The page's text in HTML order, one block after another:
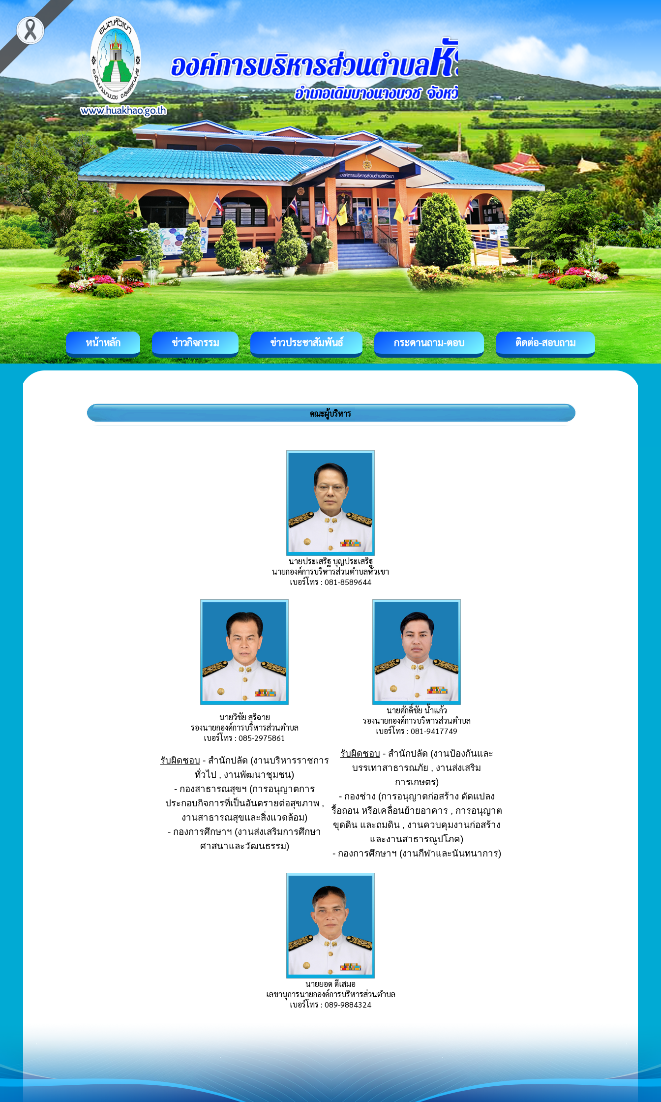
หน้าหลัก ข่าวกิจกรรม ข่าวประชาสัมพันธ์ กระดานถาม-ตอบ ติดต่อ-สอบถาม
คณะผู้บริหาร
นายประเสริฐ บุญประเสริฐ
นายกองค์การบริหารส่วนตำบลหัวเขา
เบอร์โทร : 081-8589644
นายวิชัย สุริฉาย
รองนายกองค์การบริหารส่วนตำบล
เบอร์โทร : 085-2975861
รับผิดชอบ - สำนักปลัด (งานบริหารราชการ
ทั่วไป , งานพัฒนาชุมชน)
- กองสาธารณสุขฯ (การอนุญาตการ
ประกอบกิจการที่เป็นอันตรายต่อสุขภาพ ,
งานสาธารณสุขและสิ่งแวดล้อม)
- กองการศึกษาฯ (งานส่งเสริมการศึกษา
ศาสนาและวัฒนธรรม)
นายศักดิ์ชัย น้ำแก้ว
รองนายกองค์การบริหารส่วนตำบล
เบอร์โทร : 081-9417749
รับผิดชอบ - สำนักปลัด (งานป้องกันและ
บรรเทาสาธารณภัย , งานส่งเสริม
การเกษตร)
- กองช่าง (การอนุญาตก่อสร้าง ดัดแปลง
รื้อถอน หรือเคลื่อนย้ายอาคาร , การอนุญาต
ขุดดิน และถมดิน , งานควบคุมงานก่อสร้าง
และงานสาธารณูปโภค)
- กองการศึกษาฯ (งานกีฬาและนันทนาการ)
นายยอด ดีเสมอ
เลขานุการนายกองค์การบริหารส่วนตำบล
เบอร์โทร : 089-9884324